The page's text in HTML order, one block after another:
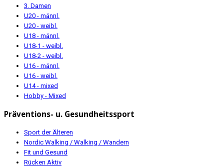
3. Damen
U20 - männl.
U20 - weibl.
U18 - männl.
U18-1 - weibl.
U18-2 - weibl.
U16 - männl.
U16 - weibl.
U14 - mixed
Hobby - Mixed
Präventions- u. Gesundheitssport
Sport der Älteren
Nordic Walking / Walking / Wandern
Fit und Gesund
Rücken Aktiv